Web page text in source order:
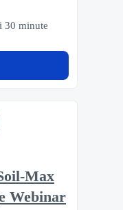
30 minute
Max
Webinar